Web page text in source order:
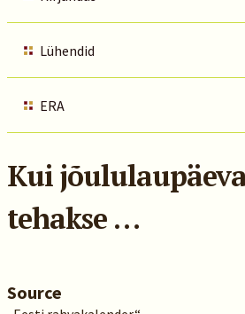
Lühendid
ERA
Kui
tehakse …
Source